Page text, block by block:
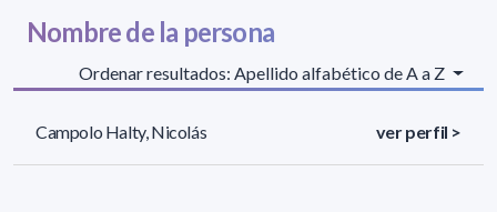
Nombre de la persona
Ordenar resultados: Apellido alfabético de A a Z
Campolo Halty, Nicolás ver perfil >